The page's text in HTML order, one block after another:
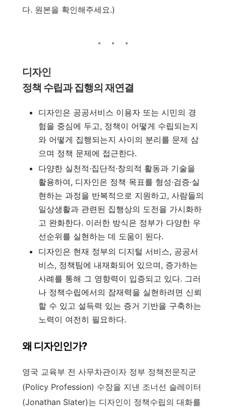
다. 원본을 확인해주세요.)
디자인
정책 수립과 집행의 재연결
디자인은 공공서비스 이용자 또는 시민의 경
험을 중심에 두고, 정책이 어떻게 수립되는지
와 어떻게 집행되는지 사이의 분리를 문제 삼
으며 정책 문제에 접근한다.
다양한 실천적·집단적·창의적 활동과 기술을
활용하여, 디자인은 정책 목표를 형성·검증·실
현하는 과정을 반복적으로 지원하고, 사람들의
일상생활과 관련된 집행상의 도전을 가시화하
고 완화한다. 이러한 방식은 정부가 다양한 우
선순위를 실현하는 데 도움이 된다.
디자인은 현재 정부의 디지털 서비스, 공공서
비스, 정책팀에 내재화되어 있으며, 증가하는
사례를 통해 그 영향력이 입증되고 있다. 그러
나 정책수립에서의 잠재력을 실현하려면 신뢰
할 수 있고 설득력 있는 증거 기반을 구축하는
노력이 여전히 필요하다.
왜 디자인인가?
영국 교육부 전 사무차관이자 정부 정책전문직군
(Policy Profession) 수장을 지낸 조너선 슬레이터
(Jonathan Slater)는 디자인이 정책수립의 대화를